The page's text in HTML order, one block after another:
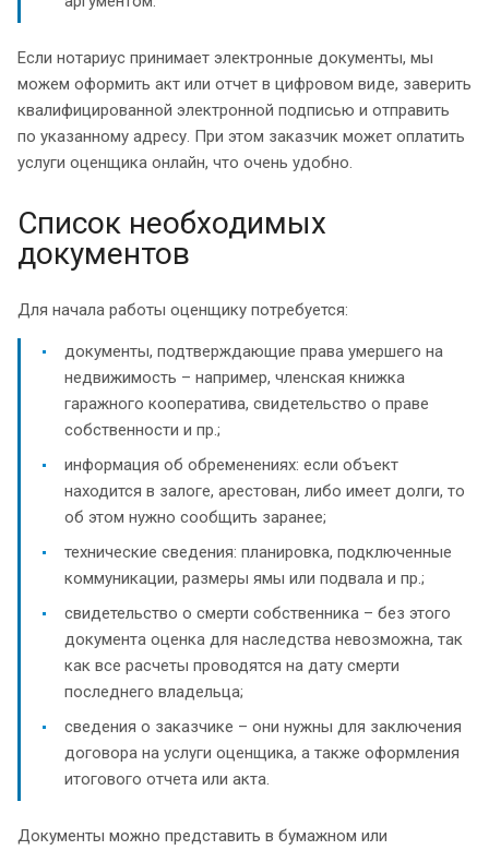
Если нотариус принимает электронные документы, мы
можем оформить акт или отчет в цифровом виде, заверить
квалифицированной электронной подписью и отправить
по указанному адресу. При этом заказчик может оплатить
услуги оценщика онлайн, что очень удобно.
Список необходимых
документов
Для начала работы оценщику потребуется:
документы, подтверждающие права умершего на
недвижимость – например, членская книжка
гаражного кооператива, свидетельство о праве
собственности и пр.;
информация об обременениях: если объект
находится в залоге, арестован, либо имеет долги, то
об этом нужно сообщить заранее;
технические сведения: планировка, подключенные
коммуникации, размеры ямы или подвала и пр.;
свидетельство о смерти собственника – без этого
документа оценка для наследства невозможна, так
как все расчеты проводятся на дату смерти
последнего владельца;
сведения о заказчике – они нужны для заключения
договора на услуги оценщика, а также оформления
итогового отчета или акта.
Документы можно представить в бумажном или